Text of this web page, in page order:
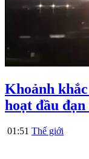
Khoảnh
hoạt đầu
01:51 Thế giới